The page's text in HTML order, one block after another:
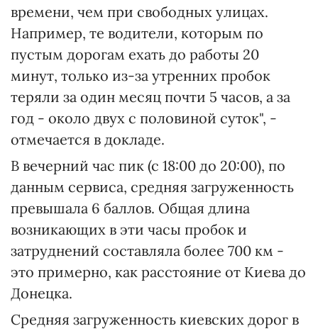
времени, чем при свободных улицах.
Например, те водители, которым по
пустым дорогам ехать до работы 20
минут, только из-за утренних пробок
теряли за один месяц почти 5 часов, а за
год - около двух с половиной суток", -
отмечается в докладе.
В вечерний час пик (с 18:00 до 20:00), по
данным сервиса, средняя загруженность
превышала 6 баллов. Общая длина
возникающих в эти часы пробок и
затруднений составляла более 700 км -
это примерно, как расстояние от Киева до
Донецка.
Средняя загруженность киевских дорог в